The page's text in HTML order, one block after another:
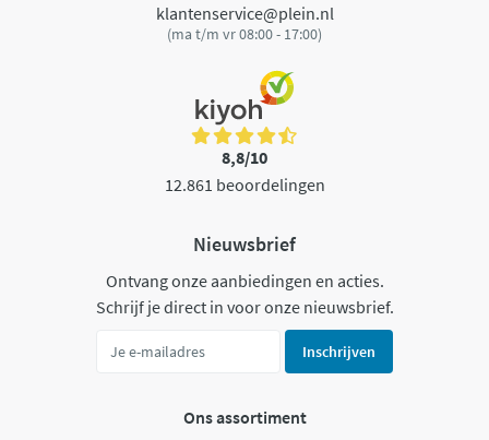
klantenservice@plein.nl
(ma t/m vr 08:00 - 17:00)
8,8/10
12.861 beoordelingen
Nieuwsbrief
Ontvang onze aanbiedingen en acties.
Schrijf je direct in voor onze nieuwsbrief.
Inschrijven
Ons assortiment